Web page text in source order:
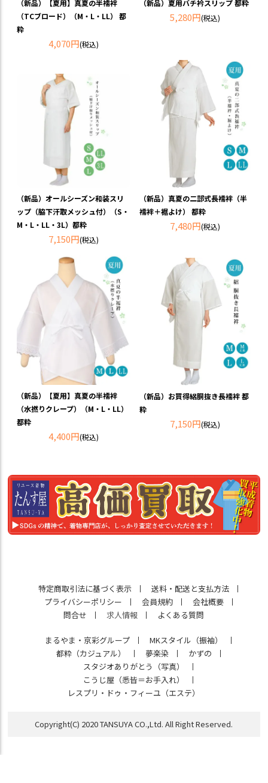
（新品）【夏用】真夏の半襦袢
（TCブロード）（M・L・LL） 都
粋
4,070円(税込)
（新品）夏用バチ衿スリップ 都粋
5,280円(税込)
（新品）オールシーズン和装スリ
ップ（脇下汗取メッシュ付）（S・
M・L・LL・3L）都粋
7,150円(税込)
（新品）真夏の二部式長襦袢（半
襦袢＋裾よけ） 都粋
7,480円(税込)
（新品）【夏用】真夏の半襦袢
（水撚りクレープ）（M・L・LL）
都粋
4,400円(税込)
（新品）お買得絽胴抜き長襦袢 都
粋
7,150円(税込)
特定商取引法に基づく表示
送料・配送と支払方法
プライバシーポリシー
会員規約
会社概要
問合せ
求人情報 よくある質問
まるやま・京彩グループ
MKスタイル（振袖）
都粋（カジュアル）
夢楽染
かずの
スタジオありがとう（写真）
こうじ屋（悉皆＝お手入れ）
レスプリ・ドゥ・フィーユ（エステ）
Copyright(C) 2020 TANSUYA CO.,Ltd. All Right Reserved.